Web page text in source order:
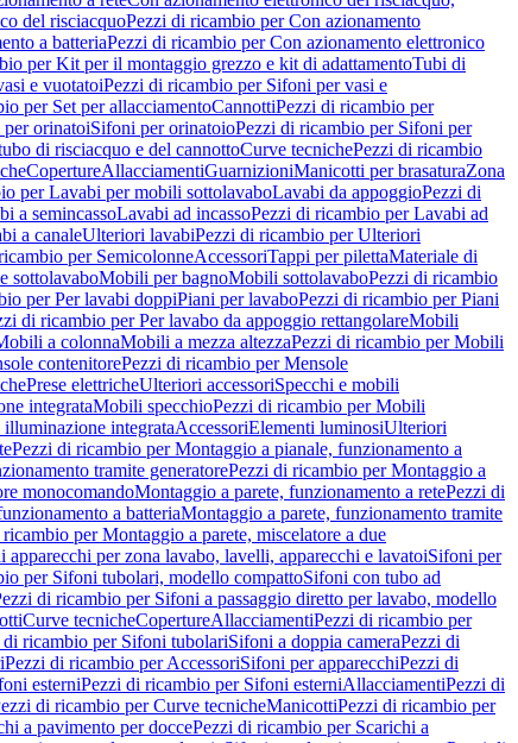
del risciacquoPezzi di ricambio per Con azionamento
a batteriaPezzi di ricambio per Con azionamento elettronico
per Kit per il montaggio grezzo e kit di adattamentoTubi di
e vuotatoiPezzi di ricambio per Sifoni per vasi e
per Set per allacciamentoCannottiPezzi di ricambio per
orinatoiSifoni per orinatoioPezzi di ricambio per Sifoni per
di risciacquo e del cannottoCurve tecnichePezzi di ricambio
CopertureAllacciamentiGuarnizioniManicotti per brasaturaZona
per Lavabi per mobili sottolavaboLavabi da appoggioPezzi di
a semincassoLavabi ad incassoPezzi di ricambio per Lavabi ad
a canaleUlteriori lavabiPezzi di ricambio per Ulteriori
per SemicolonneAccessoriTappi per pilettaMateriale di
sottolavaboMobili per bagnoMobili sottolavaboPezzi di ricambio
per Per lavabi doppiPiani per lavaboPezzi di ricambio per Piani
di ricambio per Per lavabo da appoggio rettangolareMobili
a colonnaMobili a mezza altezzaPezzi di ricambio per Mobili
contenitorePezzi di ricambio per Mensole
Prese elettricheUlteriori accessoriSpecchi e mobili
integrataMobili specchioPezzi di ricambio per Mobili
integrataAccessoriElementi luminosiUlteriori
Pezzi di ricambio per Montaggio a pianale, funzionamento a
tramite generatorePezzi di ricambio per Montaggio a
monocomandoMontaggio a parete, funzionamento a retePezzi di
a batteriaMontaggio a parete, funzionamento tramite
per Montaggio a parete, miscelatore a due
apparecchi per zona lavabo, lavelli, apparecchi e lavatoiSifoni per
per Sifoni tubolari, modello compattoSifoni con tubo ad
di ricambio per Sifoni a passaggio diretto per lavabo, modello
Curve tecnicheCopertureAllacciamentiPezzi di ricambio per
di ricambio per Sifoni tubolariSifoni a doppia cameraPezzi di
Pezzi di ricambio per AccessoriSifoni per apparecchiPezzi di
esterniPezzi di ricambio per Sifoni esterniAllacciamentiPezzi di
di ricambio per Curve tecnicheManicottiPezzi di ricambio per
a pavimento per doccePezzi di ricambio per Scarichi a